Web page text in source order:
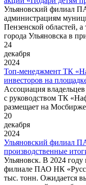
Ульяновский филиал
администрациям
Пензенской областей,
города Ульяновска в
24
декабря
2024
Топ-менеджмент ТК
инвесторов на
Ассоциация
с руководством ТК
размещает на
20
декабря
2024
Ульяновский филиал
производственные
Ульяновск. В 2024
филиале ПАО НК
тыс. тонн. Ожидается